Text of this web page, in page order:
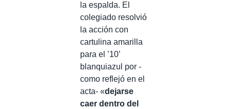
la espalda. El
colegiado resolvió
la acción con
cartulina amarilla
para el ’10’
blanquiazul por -
como reflejó en el
acta- «dejarse
caer dentro del